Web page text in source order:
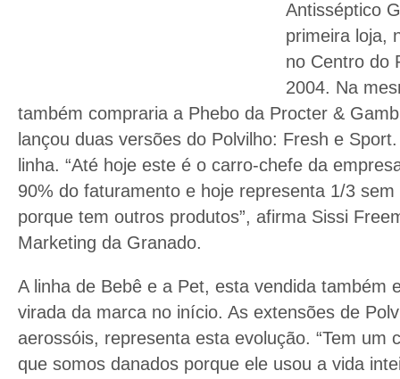
Antisséptico
primeira loja,
no Centro do
2004. Na
também compraria a Phebo da Procter &
lançou duas versões do Polvilho: Fresh e
linha. “Até hoje este é o carro-chefe da
90% do faturamento e hoje representa 1/3
porque tem outros produtos”, afirma Sissi
Marketing da Granado.
A linha de Bebê e a Pet, esta vendida também
virada da marca no início. As extensões de
aerossóis, representa esta evolução. “Tem um
que somos danados porque ele usou a vida